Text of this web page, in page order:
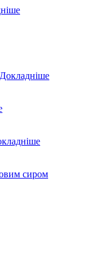
Докладніше
сиром